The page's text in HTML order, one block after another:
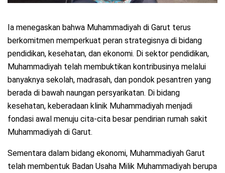
Ia menegaskan bahwa Muhammadiyah di Garut terus
berkomitmen memperkuat peran strategisnya di bidang
pendidikan, kesehatan, dan ekonomi. Di sektor pendidikan,
Muhammadiyah telah membuktikan kontribusinya melalui
banyaknya sekolah, madrasah, dan pondok pesantren yang
berada di bawah naungan persyarikatan. Di bidang
kesehatan, keberadaan klinik Muhammadiyah menjadi
fondasi awal menuju cita-cita besar pendirian rumah sakit
Muhammadiyah di Garut.
Sementara dalam bidang ekonomi, Muhammadiyah Garut
telah membentuk Badan Usaha Milik Muhammadiyah berupa